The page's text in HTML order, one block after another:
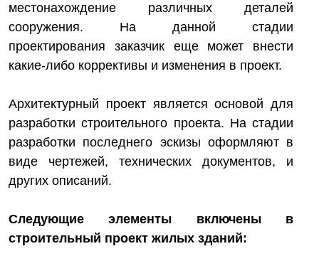
местонахождение различных деталей
сооружения. На данной стадии
проектирования заказчик еще может внести
какие-либо коррективы и изменения в проект.
Архитектурный проект является основой для
разработки строительного проекта. На стадии
разработки последнего эскизы оформляют в
виде чертежей, технических документов, и
других описаний.
Следующие элементы включены в
строительный проект жилых зданий: